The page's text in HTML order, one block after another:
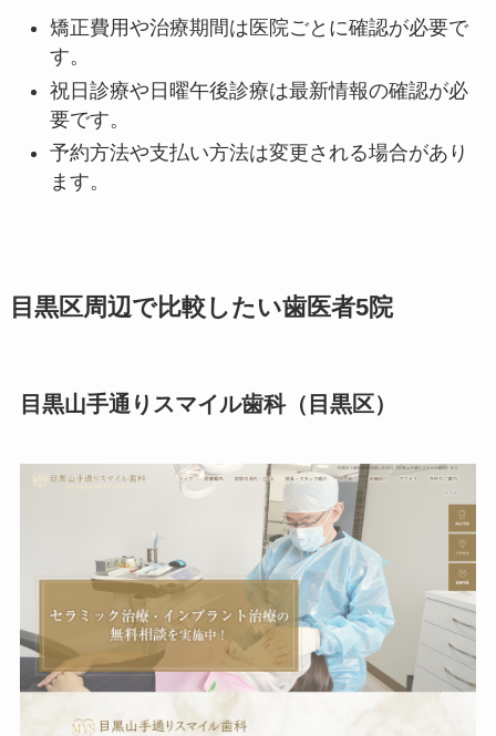
矯正費用や治療期間は医院ごとに確認が必要で
す。
祝日診療や日曜午後診療は最新情報の確認が必
要です。
予約方法や支払い方法は変更される場合があり
ます。
目黒区周辺で比較したい歯医者5院
目黒山手通りスマイル歯科（目黒区）